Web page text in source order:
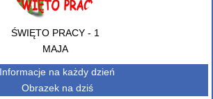
ŚWIĘTO PRACY - 1
MAJA
Informacje na każdy dzień
Obrazek na dziś